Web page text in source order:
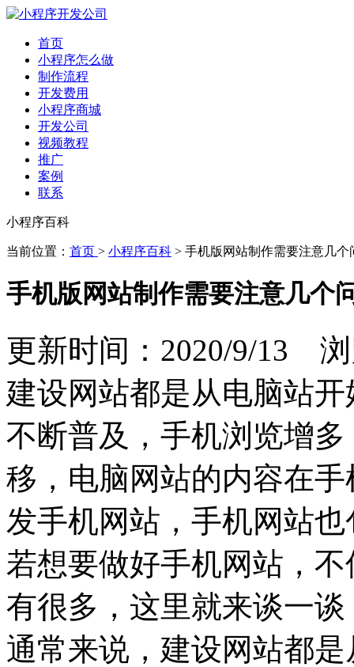
首页
小程序怎么做
制作流程
开发费用
小程序商城
开发公司
视频教程
推广
案例
联系
小程序百科
当前位置： 首页 > 小程序百科 > 手机版网站制作需要注意几个
手机版网站制作需要注意几个
更新时间：2020/9/13
建设网站都是从电脑站
不断普及，手机浏览增
移，电脑网站的内容在
发手机网站，手机网站
若想要做好手机网站，
有很多，这里就来谈一谈
通常来说，建设网站都